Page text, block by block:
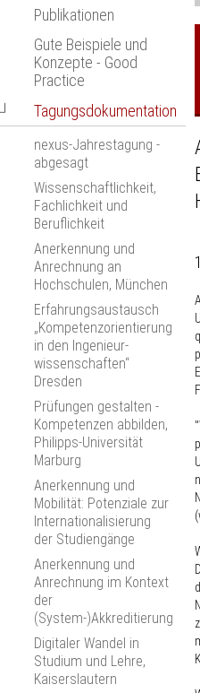
Publikationen
Gute Beispiele und
Konzepte - Good
Practice
Tagungsdokumentation
Navigation
nexus-Jahrestagung -
abgesagt
Wissenschaftlichkeit,
Fachlichkeit und
Beruflichkeit
Anerkennung und
Anrechnung an
Hochschulen, München
Erfahrungsaustausch
„Kompetenzorientierung
in den Ingenieur­
wissenschaften“
Dresden
Prüfungen gestalten -
Kompetenzen abbilden,
Philipps-Universität
Marburg
Anerkennung und
Mobilität: Potenziale zur
Internationalisierung
der Studiengänge
Anerkennung und
Anrechnung im Kontext
der
(System-)Akkreditierung
Digitaler Wandel in
Studium und Lehre,
Kaiserslautern